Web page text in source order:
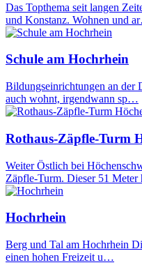
Das Topthema seit langen
und Konstanz. Wohnen und
Schule am Hochrhein
Bildungseinrichtungen an der
auch wohnt, irgendwann sp…
Rothaus-Zäpfle-Turm
Weiter Östlich bei
Zäpfle-Turm. Dieser 51
Hochrhein
Berg und Tal am Hochrhein
einen hohen Freizeit u…